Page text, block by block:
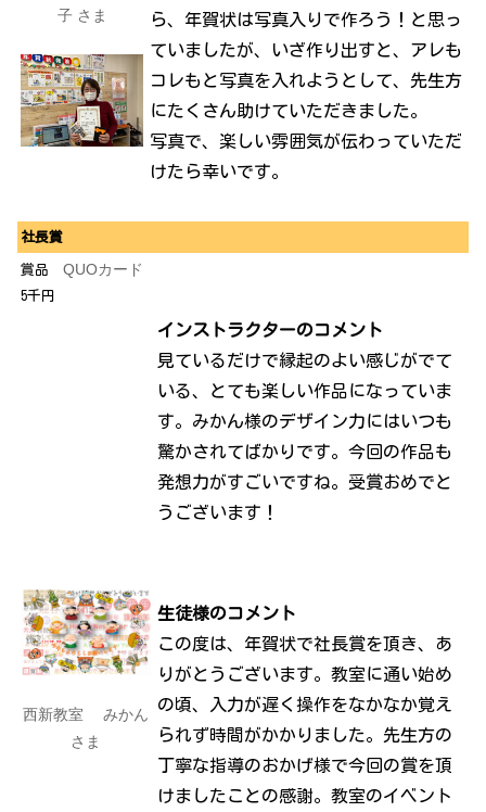
子 さま
ら、年賀状は写真入りで作ろう！と思っ
ていましたが、いざ作り出すと、アレも
コレもと写真を入れようとして、先生方
にたくさん助けていただきました。
写真で、楽しい雰囲気が伝わっていただ
けたら幸いです。
社長賞
賞品 QUOカード
5千円
西新教室 みかん
さま
インストラクターのコメント
見ているだけで縁起のよい感じがでて
いる、とても楽しい作品になっていま
す。みかん様のデザイン力にはいつも
驚かされてばかりです。今回の作品も
発想力がすごいですね。受賞おめでと
うございます！
生徒様のコメント
この度は、年賀状で社長賞を頂き、あ
りがとうございます。教室に通い始め
の頃、入力が遅く操作をなかなか覚え
られず時間がかかりました。先生方の
丁寧な指導のおかげ様で今回の賞を頂
けましたことの感謝。教室のイベント